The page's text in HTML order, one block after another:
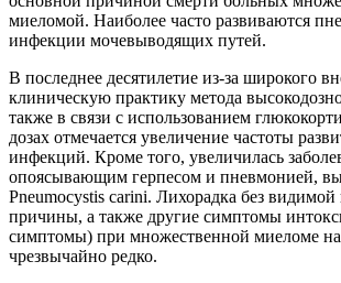
миеломой. Наиболее часто развиваются
инфекции мочевыводящих путей.
В последнее десятилетие из-за широкого
клиническую практику метода
также в связи с использованием
дозах отмечается увеличение частоты
инфекций. Кроме того, увеличилась
опоясывающим герпесом и пневмонией,
Pneumocystis carini. Лихорадка без
причины, а также другие симптомы
симптомы) при множественной миеломе
чрезвычайно редко.